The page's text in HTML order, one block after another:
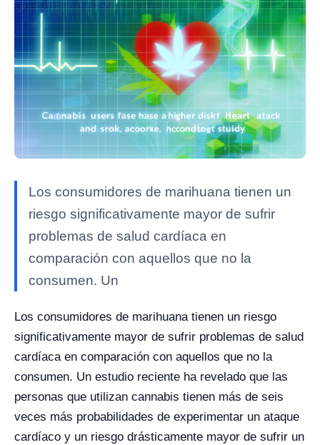
Los consumidores de marihuana tienen un
riesgo significativamente mayor de sufrir
problemas de salud cardíaca en
comparación con aquellos que no la
consumen. Un
Los consumidores de marihuana tienen un riesgo
significativamente mayor de sufrir problemas de salud
cardíaca en comparación con aquellos que no la
consumen. Un estudio reciente ha revelado que las
personas que utilizan cannabis tienen más de seis
veces más probabilidades de experimentar un ataque
cardíaco y un riesgo drásticamente mayor de sufrir un